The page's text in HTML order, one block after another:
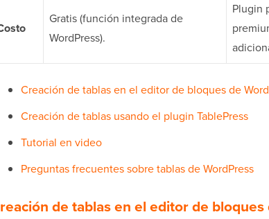
Gratis (función integrada de
WordPress).
Plugin
Creación de tablas en el editor de bloques de
Creación de tablas usando el plugin TablePress
Tutorial en video
Preguntas frecuentes sobre tablas de WordPress
de tablas en el editor de bloques